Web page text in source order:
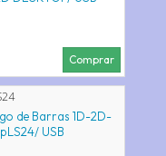
Comprar
de Barras 1D-2D-
USB